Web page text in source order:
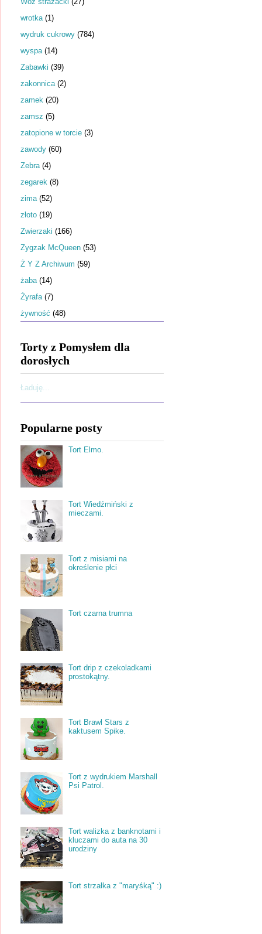
wrotka (1)
wydruk cukrowy (784)
wyspa (14)
Zabawki (39)
zakonnica (2)
zamek (20)
zamsz (5)
zatopione w torcie (3)
zawody (60)
Zebra (4)
zegarek (8)
zima (52)
złoto (19)
Zwierzaki (166)
Zygzak McQueen (53)
Ż Y Z Archiwum (59)
żaba (14)
Żyrafa (7)
żywność (48)
Torty z Pomysłem dla
dorosłych
Ładuję...
Popularne posty
Tort Elmo.
Tort Wiedźmiński z
mieczami.
Tort z misiami na
określenie płci
Tort czarna trumna
Tort drip z czekoladkami
prostokątny.
Tort Brawl Stars z
kaktusem Spike.
Tort z wydrukiem Marshall
Psi Patrol.
Tort walizka z banknotami i
kluczami do auta na 30
urodziny
Tort strzałka z "maryśką" :)